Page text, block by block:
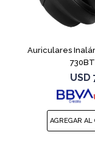
Auriculares
USD